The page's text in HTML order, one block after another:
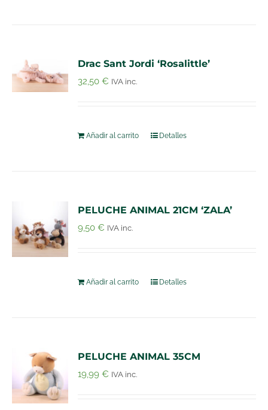
Drac Sant Jordi ‘Rosalittle’
32,50€ IVA inc.
Añadir al carrito Detalles
PELUCHE ANIMAL 21CM ‘ZALA’
9,50€ IVA inc.
Añadir al carrito Detalles
PELUCHE ANIMAL 35CM
19,99€ IVA inc.